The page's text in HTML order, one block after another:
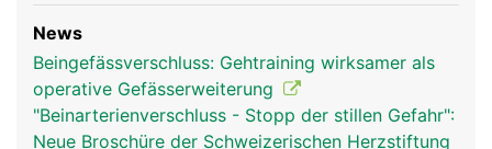
News
Beingefässverschluss: Gehtraining wirksamer als
operative Gefässerweiterung
"Beinarterienverschluss - Stopp der stillen Gefahr":
Neue Broschüre der Schweizerischen Herzstiftung